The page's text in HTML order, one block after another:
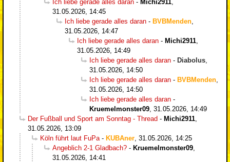
Ich liebe gerade alles daran - Michi2911
31.05.2026, 14:45
Ich liebe gerade alles daran - BVBMenden
31.05.2026, 14:47
Ich liebe gerade alles daran - Michi2911
31.05.2026, 14:49
Ich liebe gerade alles daran - Diabolus
31.05.2026, 14:50
Ich liebe gerade alles daran - BVBMenden
31.05.2026, 14:50
Ich liebe gerade alles daran -
Kruemelmonster09 31.05.2026, 14:49
Der Fußball und Sport am Sonntag - Thread - Michi2911
31.05.2026, 13:09
Köln führt laut FuPa - KUBAner 31.05.2026, 14:25
Angeblich 2-1 Gladbach? - Kruemelmonster09
31.05.2026, 14:41